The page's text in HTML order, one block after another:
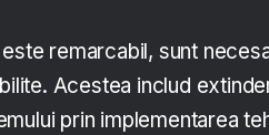
remarcabil, sunt
Acestea includ
prin implementarea